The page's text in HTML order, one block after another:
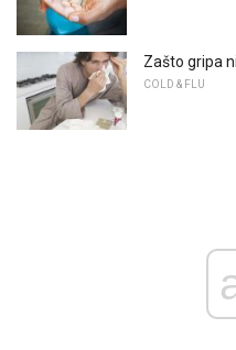
Zašto gripa
COLD & FLU